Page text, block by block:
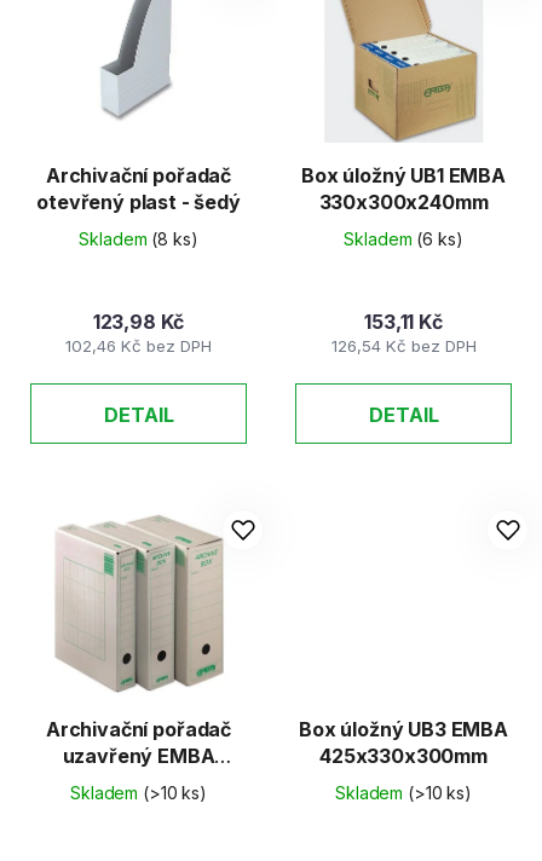
Archivační pořadač
otevřený plast - šedý
Skladem (8 ks)
102,46 Kč bez DPH
123,98 Kč
DETAIL
Box úložný UB1 EMBA
330x300x240mm
Skladem (6 ks)
126,54 Kč bez DPH
153,11 Kč
DETAIL
Archivační pořadač
uzavřený EMBA
330x260x50mm
Skladem (>10 ks)
Box úložný UB3 EMBA
425x330x300mm
Skladem (>10 ks)